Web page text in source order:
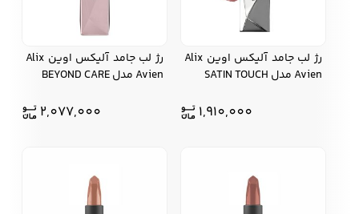
جوراب مردانه کت مردانه کاپشن و پافر مردانه
شلوار جین مردانه شلوار اسلش مردانه
رژ لب جامد آلیکس اوین Alix
Avien مدل SATIN TOUCH
1,910,000
رژ لب جامد آلیکس اوین Alix
Avien مدل BEYOND CARE
2,077,000